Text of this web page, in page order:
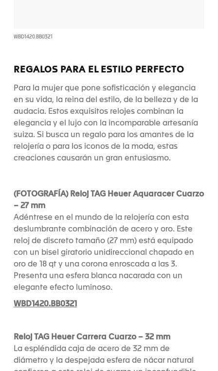
WBD1420.BB0321
REGALOS PARA EL ESTILO PERFECTO
Para la mujer que pone sofisticación y elegancia
en su vida, la reina del estilo, de la belleza y de la
audacia. Estos exquisitos relojes combinan la
elegancia y el lujo con la incomparable artesanía
suiza. Si busca un regalo para los amantes de la
relojería o para los iconos de la moda, estas
creaciones causarán un gran entusiasmo.
(FOTOGRAFÍA) Reloj TAG Heuer Aquaracer Cuarzo
– 27 mm
Adéntrese en el mundo de la relojería con esta
deslumbrante combinación de acero y oro. Este
reloj de discreto tamaño (27 mm) está equipado
con un bisel giratorio unidireccional chapado en
oro de 18 qt y una corona enroscada a las 3.
Presenta una esfera blanca nacarada con un
elegante efecto luminoso.
WBD1420.BB0321
Reloj TAG Heuer Carrera Cuarzo – 32 mm
La espléndida caja de acero de 32 mm de
diámetro y la despejada esfera de nácar natural